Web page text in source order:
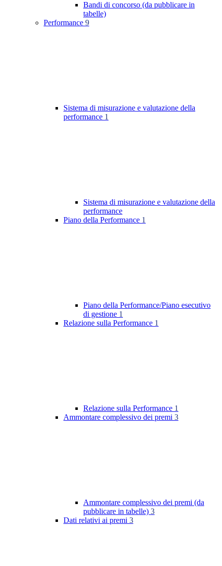
Bandi di concorso (da pubblicare in
tabelle)
Performance 9
Sistema di misurazione e valutazione della
performance 1
Sistema di misurazione e valutazione della
performance
Piano della Performance 1
Piano della Performance/Piano esecutivo
di gestione 1
Relazione sulla Performance 1
Relazione sulla Performance 1
Ammontare complessivo dei premi 3
Ammontare complessivo dei premi (da
pubblicare in tabelle) 3
Dati relativi ai premi 3